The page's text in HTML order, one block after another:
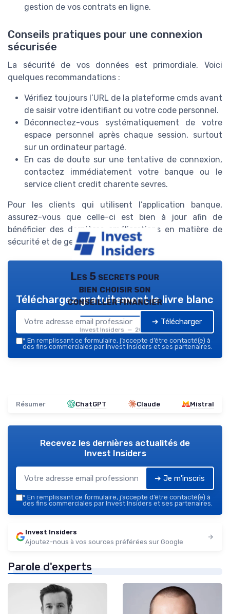
gestion de vos contrats en ligne.
Conseils pratiques pour une connexion
sécurisée
La sécurité de vos données est primordiale. Voici
quelques recommandations :
Vérifiez toujours l’URL de la plateforme cmds avant
de saisir votre identifiant ou votre code personnel.
Déconnectez-vous systématiquement de votre
espace personnel après chaque session, surtout
sur un ordinateur partagé.
En cas de doute sur une tentative de connexion,
contactez immédiatement votre banque ou le
service client credit charente sevres.
Pour les clients qui utilisent l’application banque,
assurez-vous que celle-ci est bien à jour afin de
bénéficier des dernières améliorations en matière de
sécurité et de gestion financière.
Les 5 secrets pour
bien choisir son
conseiller financier
Invest Insiders — 2026
Téléchargez gratuitement le livre blanc
➔ Télécharger
* En remplissant ce formulaire, j’accepte d’être contacté(e) à
des fins commerciales par Invest Insiders et ses partenaires.
Résumer ChatGPT Claude Mistral
Recevez les dernières actualités de
Invest Insiders
➔ Je m'inscris
* En remplissant ce formulaire, j’accepte d’être contacté(e) à
des fins commerciales par Invest Insiders et ses partenaires.
Invest Insiders
Ajoutez-nous à vos sources préférées sur Google
Parole d'experts